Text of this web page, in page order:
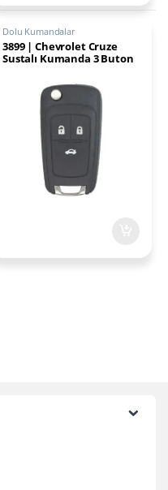
Dolu Kumandalar
3899 | Chevrolet Cruze
Sustalı Kumanda 3 Buton
Transponder